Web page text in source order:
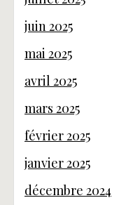
juin 2025
mai 2025
avril 2025
mars 2025
février 2025
janvier 2025
décembre 2024